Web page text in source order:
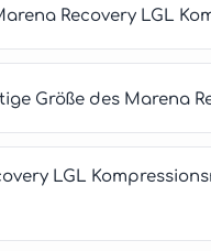
Recovery LGL
Größe des Marena
LGL